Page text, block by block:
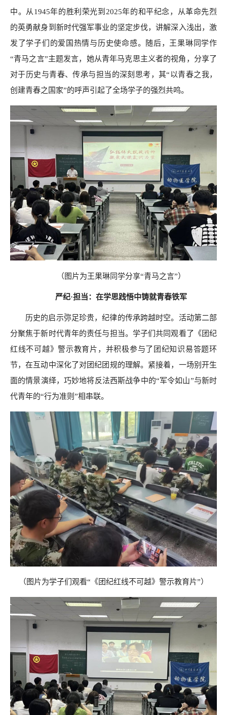
中。从1945年的胜利荣光到2025年的和平纪念，从革命先烈
的英勇献身到新时代强军事业的坚定步伐，讲解深入浅出，激
发了学子们的爱国热情与历史使命感。随后，王果琳同学作
“青马之言”主题发言，她从青年马克思主义者的视角，分享了
对于历史与青春、传承与担当的深刻思考，其“以青春之我，
创建青春之国家”的呼声引起了全场学子的强烈共鸣。
（图片为王果琳同学分享“青马之言”）
严纪·担当：在学思践悟中铸就青春铁军
历史的启示弥足珍贵，纪律的传承跨越时空。活动第二部
分聚焦于新时代青年的责任与担当。学子们共同观看了《团纪
红线不可越》警示教育片，并积极参与了团纪知识易答题环
节，在互动中深化了对团纪团规的理解。紧接着，一场别开生
面的情景演绎，巧妙地将反法西斯战争中的“军令如山”与新时
代青年的“行为准则”相串联。
（图片为学子们观看“《团纪红线不可越》警示教育片”）